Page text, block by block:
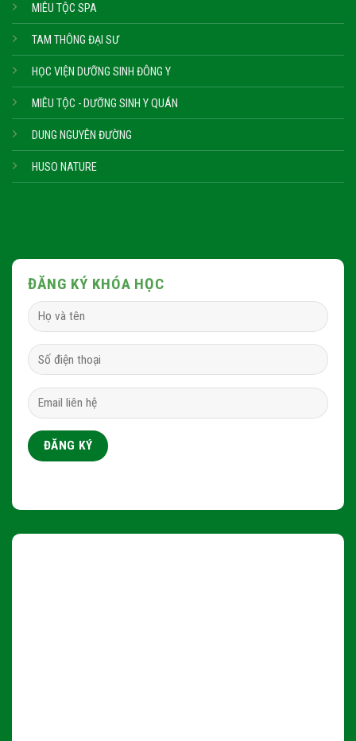
MIÊU TỘC SPA
TAM THÔNG ĐẠI SƯ
HỌC VIỆN DƯỠNG SINH ĐÔNG Y
MIÊU TỘC - DƯỠNG SINH Y QUÁN
DUNG NGUYÊN ĐƯỜNG
HUSO NATURE
ĐĂNG KÝ KHÓA HỌC